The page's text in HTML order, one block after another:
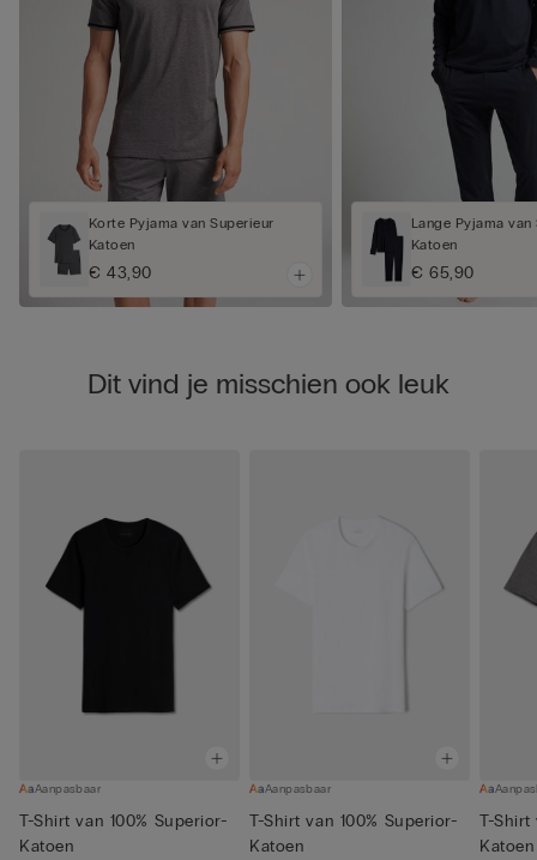
Korte Pyjama van Superieur
Katoen
€ 43,90
Lange Pyjama van
Katoen
€ 65,90
Dit vind je misschien ook leuk
Aanpasbaar
T-Shirt van 100% Superior-
Katoen
Aanpasbaar
T-Shirt van 100% Superior-
Katoen
T-Shirt
Katoen